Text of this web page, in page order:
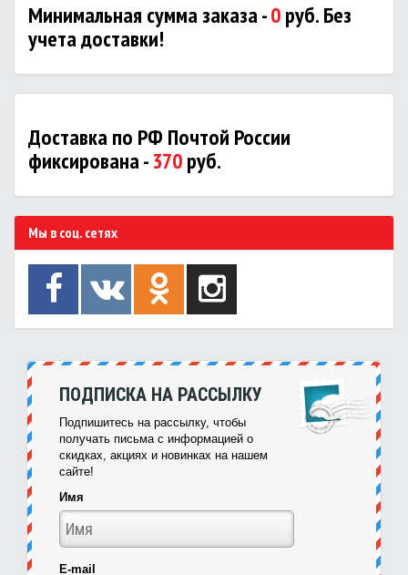
Минимальная сумма заказа -0руб. Без
учета доставки!
Доставка по РФ Почтой России
фиксирована -370руб.
Мы в соц. сетях
ПОДПИСКА НА РАССЫЛКУ
Подпишитесь на рассылку, чтобы
получать письма с информацией о
скидках, акциях и новинках на нашем
сайте!
Имя
E-mail